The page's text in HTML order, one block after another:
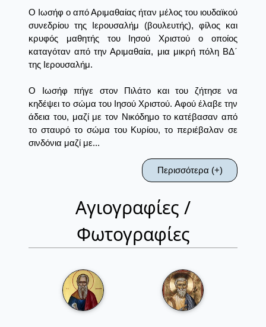
Ο Ιωσήφ ο από Αριμαθαίας ήταν μέλος του ιουδαϊκού
συνεδρίου της Ιερουσαλήμ (βουλευτής), φίλος και
κρυφός μαθητής του Ιησού Χριστού ο οποίος
καταγόταν από την Αριμαθαία, μια μικρή πόλη ΒΔ΄
της Ιερουσαλήμ.
Ο Ιωσήφ πήγε στον Πιλάτο και του ζήτησε να
κηδέψει το σώμα του Ιησού Χριστού. Αφού έλαβε την
άδεια του, μαζί με τον Νικόδημο το κατέβασαν από
το σταυρό το σώμα του Κυρίου, το περιέβαλαν σε
σινδόνια μαζί με...
Περισσότερα (+)
Αγιογραφίες /
Φωτογραφίες